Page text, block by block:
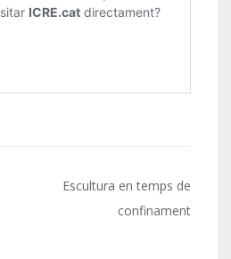
Escultura en temps de
confinament